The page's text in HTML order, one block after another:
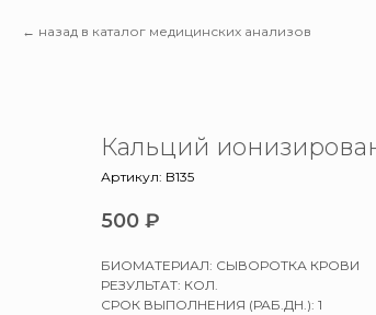
назад в каталог медицинских анализов
Кальций
Артикул: B135
500 ₽
БИОМАТЕРИАЛ: СЫВОРОТКА КРОВИ
РЕЗУЛЬТАТ: КОЛ.
СРОК ВЫПОЛНЕНИЯ (РАБ.ДН.): 1